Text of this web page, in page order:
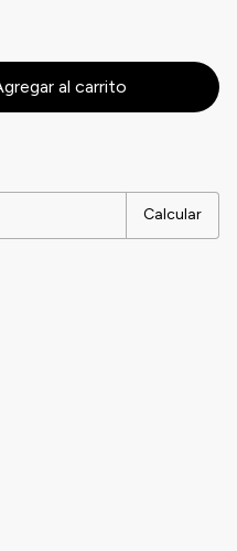
Calcular